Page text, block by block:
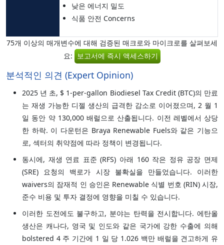
낮은 에너지 밀도
식품 안전 Concerns
75개 이상의 매개변수에 대해 검증된 매크로와 마이크로를 살펴보세
요: 보고서에 즉시 액세스하기
분석적인 의견 (Expert Opinion)
2025 년 초, $ 1-per-gallon Biodiesel Tax Credit (BTC)의 만료
는 재생 가능한 디젤 생산의 급격한 감소로 이어졌으며, 2 월 1
일 동안 약 130,000 배럴으로 산출됩니다. 이전 레벨에서 상당
한 하락. 이 다운턴은 Braya Renewable Fuels와 같은 기능으
로, 섹터의 취약점에 따라 정책이 변경됩니다.
동시에, 재생 연료 표준 (RFS) 아래 160 작은 정유 공장 면제
(SRE) 요청의 백로가 시장 불확실을 만들었습니다. 이러한
waivers의 잠재적 인 승인은 Renewable 식별 번호 (RIN) 시장,
준수 비용 및 투자 결정에 영향을 미칠 수 있습니다.
이러한 도전에도 불구하고, 분야는 탄력을 전시합니다. 에탄올
생산은 캐나다, 영국 및 인도와 같은 국가에 강한 수출에 의해
bolstered 4 주 기간에 1 일 당 1.026 백만 배럴을 견고하게 유